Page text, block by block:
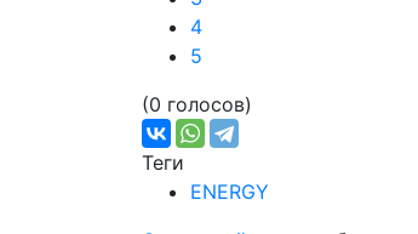
4
5
(0 голосов)
Теги
ENERGY